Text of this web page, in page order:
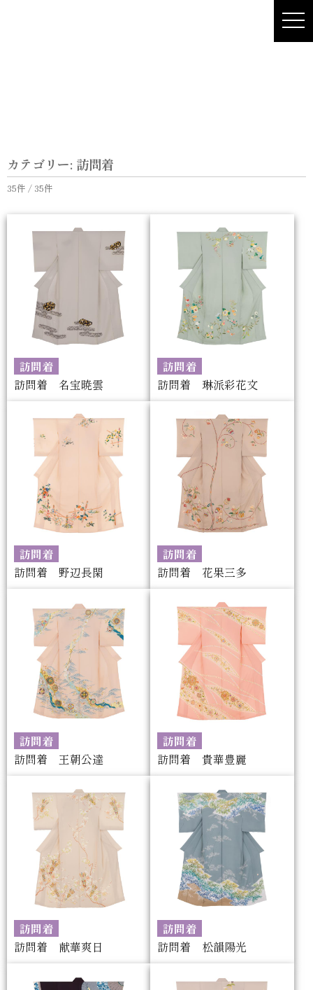
カテゴリー: 訪問着
35件 / 35件
訪問着
訪問着 名宝暁雲
訪問着
訪問着 琳派彩花文
訪問着
訪問着 野辺長閑
訪問着
訪問着 花果三多
訪問着
訪問着 王朝公達
訪問着
訪問着 貴華豊麗
訪問着
訪問着 献華爽日
訪問着
訪問着 松韻陽光